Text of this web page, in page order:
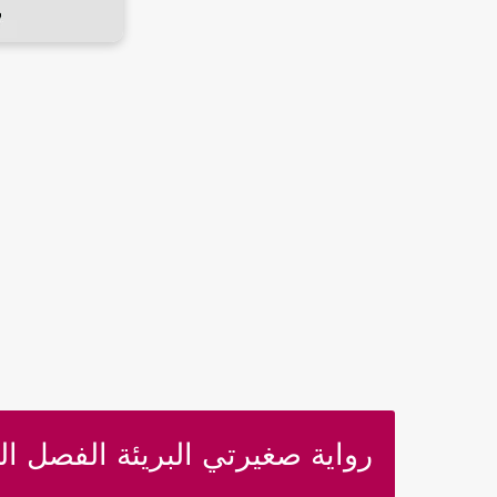
رواية صغيرتي البريئة الفصل